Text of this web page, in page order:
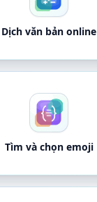
Dịch văn bản online
Tìm và chọn emoji